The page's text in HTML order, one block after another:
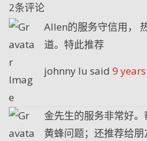
2条评论
Allen的服务守信用，
道。特此推荐
johnny lu said 9
金先生的服务非常好
黄蜂问题；还推荐给